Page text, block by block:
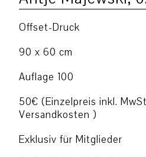
Offset-Druck
90 x 60 cm
Auflage 100
50€ (Einzelpreis inkl.
Versandkosten )
Exklusiv für Mitglieder